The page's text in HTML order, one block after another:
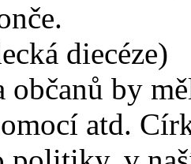
diecéze)
občanů by
atd.